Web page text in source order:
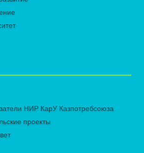
НИР КарУ Казпотребсоюза
проекты